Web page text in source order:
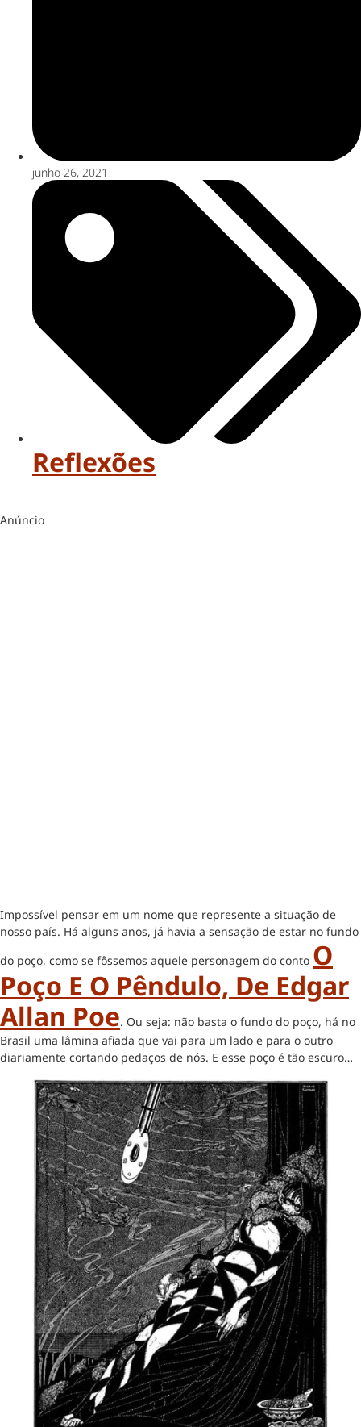
junho 26, 2021
Reflexões
Anúncio
Impossível pensar em um nome que represente a situação de
nosso país. Há alguns anos, já havia a sensação de estar no fundo
do poço, como se fôssemos aquele personagem do conto O
Poço E O Pêndulo, De Edgar
Allan Poe. Ou seja: não basta o fundo do poço, há no
Brasil uma lâmina afiada que vai para um lado e para o outro
diariamente cortando pedaços de nós. E esse poço é tão escuro…